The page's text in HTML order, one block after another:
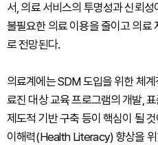
서, 의료 서비스의 투명성과 신뢰
불필요한 의료 이용을 줄이고 의료
로 전망된다.
의료계에는 SDM 도입을 위한 체
료진 대상 교육 프로그램의 개발,
제도적 기반 구축 등이 핵심이 될
이해력(Health Literacy) 향상을